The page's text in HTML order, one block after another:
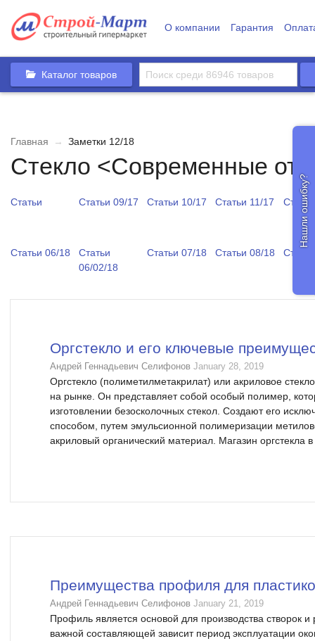
О компании Гарантия
Каталог товаров
Главная → Заметки 12/18
Стекло <Современные
Статьи Статьи 09/17 Статьи 10/17 Статьи 11/17
Статьи 06/18
Статьи
06/02/18
Статьи 07/18 Статьи 08/18
Оргстекло и его ключевые
Андрей Геннадьевич Селифонов January 28, 2019
Оргстекло (полиметилметакрилат) или акриловое
на рынке. Он представляет собой особый полимер,
изготовлении безосколочных стекол. Создают его
способом, путем эмульсионной полимеризации
акриловый органический материал. Магазин оргстекла
Преимущества профиля для
Андрей Геннадьевич Селифонов January 21, 2019
Профиль является основой для производства створок
важной составляющей зависит период эксплуатации
Нашли ошибку?